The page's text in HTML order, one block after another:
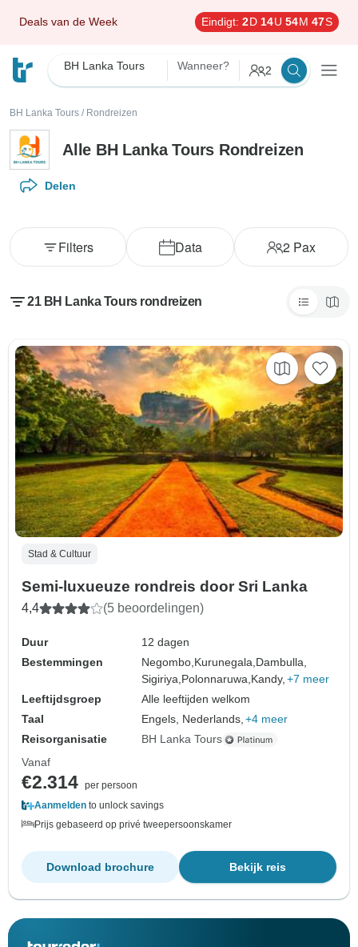
Deals van de Week Eindigt: 2D 14U 54M 45S
BH Lanka Tours Wanneer? 2
BH Lanka Tours / Rondreizen
Alle BH Lanka Tours Rondreizen
Delen
Data 2 Pax
Filters
21 BH Lanka Tours rondreizen
Stad & Cultuur
Semi-luxueuze rondreis door Sri Lanka
4,4 (5 beoordelingen)
Duur
12 dagen
Bestemmingen
Negombo, Kurunegala, Dambulla,
Sigiriya, Polonnaruwa, Kandy, +7 meer
Leeftijdsgroep
Alle leeftijden welkom
Taal
Engels, Nederlands, +4 meer
Reisorganisatie
BH Lanka Tours
Vanaf
€2.314 per persoon
Aanmelden to unlock savings
Prijs gebaseerd op privé tweepersoonskamer
Bekijk reis
Download brochure